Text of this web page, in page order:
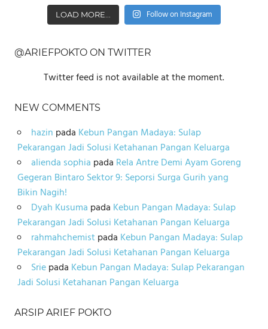
LOAD MORE... Follow on Instagram
@ARIEFPOKTO ON TWITTER
Twitter feed is not available at the moment.
NEW COMMENTS
hazin pada Kebun Pangan Madaya: Sulap
Pekarangan Jadi Solusi Ketahanan Pangan Keluarga
alienda sophia pada Rela Antre Demi Ayam Goreng
Gegeran Bintaro Sektor 9: Seporsi Surga Gurih yang
Bikin Nagih!
Dyah Kusuma pada Kebun Pangan Madaya: Sulap
Pekarangan Jadi Solusi Ketahanan Pangan Keluarga
rahmahchemistpada Kebun Pangan Madaya: Sulap
Pekarangan Jadi Solusi Ketahanan Pangan Keluarga
Sriepada Kebun Pangan Madaya: Sulap Pekarangan
Jadi Solusi Ketahanan Pangan Keluarga
ARSIP ARIEF POKTO